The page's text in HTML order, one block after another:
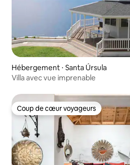
Hébergement ⋅ Santa Úrsula
Villa avec vue imprenable
Coup de cœur voyageurs
Coup de cœur voyageurs